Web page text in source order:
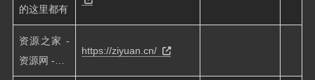
的这里都有
资源之家 -
资源网 -…
https://ziyuan.cn/